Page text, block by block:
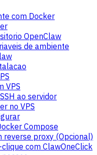
com Docker
OpenClaw
de ambiente
VPS
ao servidor
no VPS
Compose
reverse proxy (Opcional)
com ClawOneClick